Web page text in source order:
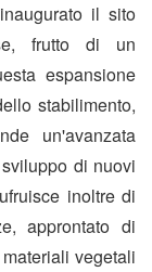
il sito
frutto di un
espansione
stabilimento,
un'avanzata
di nuovi
inoltre di
approntato di
vegetali